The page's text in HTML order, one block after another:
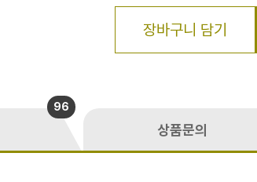
장바구니 담기
96
상품문의